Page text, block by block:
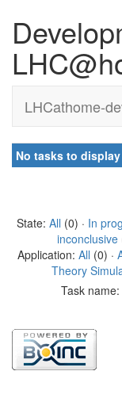
LHCathome-
No tasks to display
State: All (0) · In
inconclusive
Application: All (0) ·
Theory
Task name: